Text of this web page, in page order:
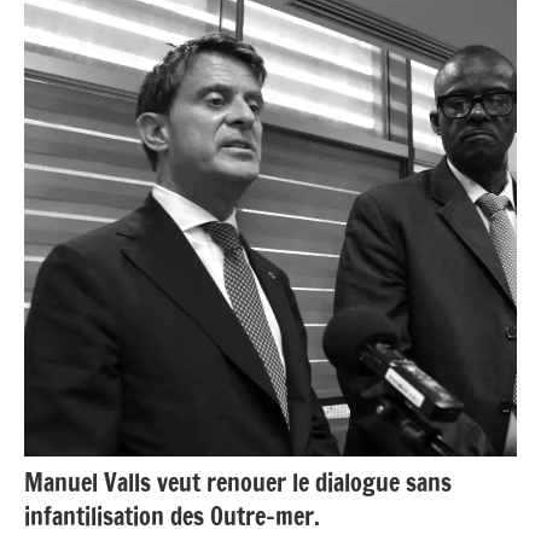
Caraïbe
Etats-
Haïti
Histoire
Monde
Manuel Valls veut renouer le dialogue sans
infantilisation des Outre-mer.